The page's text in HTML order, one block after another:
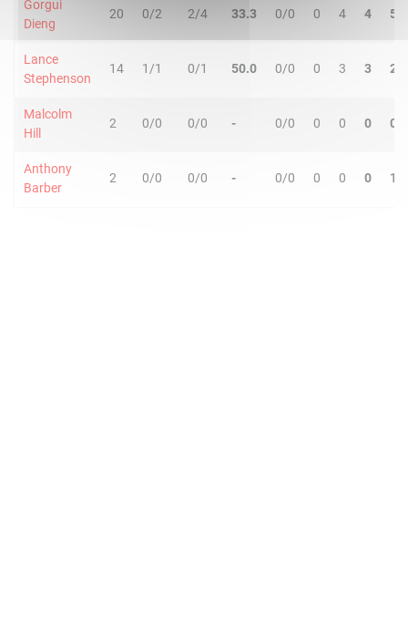
Gorgui
Dieng
20 0/2 2/4 33.3 0/0 0 4 4 5
Lance
Stephenson
14 1/1 0/1 50.0 0/0 0 3 3 2
Malcolm
Hill
2 0/0 0/0 - 0/0 0 0 0 0
Anthony
Barber
2 0/0 0/0 - 0/0 0 0 0 1